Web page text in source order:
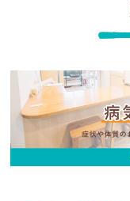
免疫介在性疾患
皮膚の病気